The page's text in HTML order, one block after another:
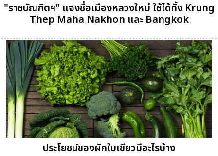
"ราชบัณฑิตฯ" แจงชื่อเมืองหลวงใหม่ ใช้ได้ทั้ง Krung
Thep Maha Nakhon และ Bangkok
ประโยชน์ของผักใบเขียวมีอะไรบ้าง